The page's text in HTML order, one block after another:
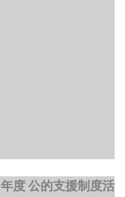
度 公的支援制度活